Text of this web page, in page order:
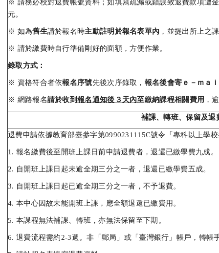
※ 請務必校對退費帳號資料；如填寫疏漏或錯誤致退費款項遭
元。
※ 如為舊生請於報名時主動註明於報名表單內 ，並提出所上之
※ 請於繳費時自行準備剛好的面額，方便作業。
錄取方式：
※ 資格符合者依報名序號先後次序錄取， 報名後會寄ｅ－ｍａ
※ 網路報名請於收到報名通知後３天內至繳納課程相關費用 ，
補課、轉班、保留及退
退費申請依據教育部臺參字第0990231115C號令「專科以上學
1. 報名繳費後至開班上課日前申請退費者，退還已繳學費九成。
2. 自開班上課日起未逾全期三分之一者，退還已繳學費五成。
3. 自開班上課日起已逾全期三分之一者，不予退費。
4. 本中心因故未能開班上課，應全額退還已繳費用。
5. 本課程無法補課、轉班，亦無法保留至下期。
6. 退費流程需約2-3週。非「郵局」或「臺灣銀行」帳戶，轉帳